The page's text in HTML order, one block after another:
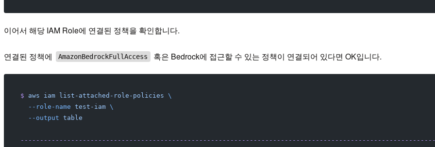
이어서 해당 IAM Role에 연결된 정책을 확인합니다.
연결된 정책에 AmazonBedrockFullAccess 혹은 Bedrock에 접근할 수 있는 정책이 연결되어 있다면 OK입니다.
$ aws iam list-attached-role-policies \
  --role-name
test-iam \
  --output
table